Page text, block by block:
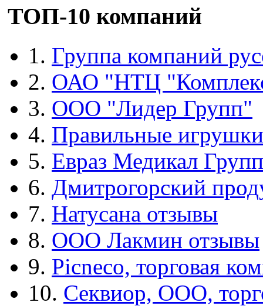
ТОП-10 компаний
1. Группа компаний
2. ОАО "НТЦ
3. ООО "Лидер Групп"
4. Правильные игрушки
5. Евраз Медикал Групп
6. Дмитрогорский
7. Натусана отзывы
8. ООО Лакмин отзывы
9. Picneco, торговая
10. Секвиор, ООО,